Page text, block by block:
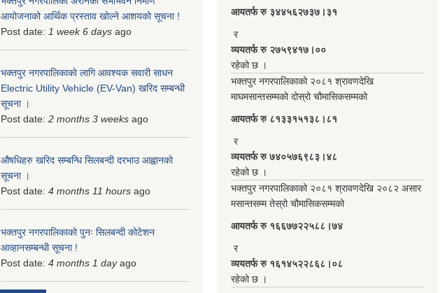
आयोजनाको आर्थिक प्रस्ताव खोल्ने आशयको सूचना !
Post date: 1 week 6 days ago
भक्तपुर नगरपालिकाकाे लागि आवश्यक सवारी साधन
Electric Utility Vehicle (EV-Van) खरिद सम्बन्धी
सूचना ।
Post date: 2 months 3 weeks ago
औषधिहरु खरिद सम्बन्धि सिलबन्दी दरभाउ आह्वानको
सूचना ।
Post date: 4 months 11 hours ago
भक्तपुर नगरपालिकाको पुनः सिलबन्दी कोटेशन
आव्हानसम्बन्धी सूचना !
Post date: 4 months 1 dayago
आयतर्फ रु‌ ३४४५६२७३७।३१
र
व्ययतर्फ रु २७५९४१७।००
रहेको छ ।
भक्तपुर नगरपालिकाको २०८१ श्रावणदेखि
माघमसान्तसम्मको दोस्रो चौमासिकसम्मको
आयतर्फ रु‌ ८१३३१५१३८।८१
र
व्ययतर्फ रु ७४०५७६९८३।४८
रहेको छ ।
भक्तपुर नगरपालिकाको २०८१ श्रावणदेखि २०८२ असार
मसान्तसम्म तेस्रो चौमासिकसम्मको
आयतर्फ रु‌ १६६७७२२५८८।७४
र
व्ययतर्फ रु १६१४५२२८६८।०८
रहेको छ ।